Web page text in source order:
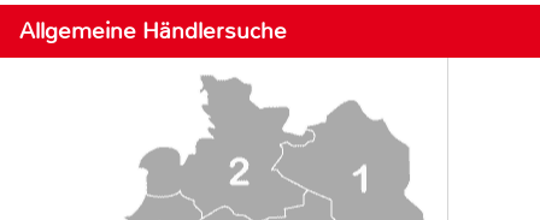
Allgemeine Händlersuche